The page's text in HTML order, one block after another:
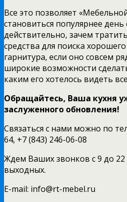
Все это позволяет
становиться популярнее день
действительно, зачем
средства для поиска
гарнитура, если оно совсем
широкие возможности
каким его хотелось видеть
Обращайтесь, Ваша кухня
заслуженного обновления!
Связаться с нами можно по
64, +7 (843) 246-06-08
Ждем Ваших звонков с 9 до 22
выходных.
E-mail: info@rt-mebel.ru